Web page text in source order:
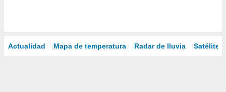
Actualidad Mapa de temperatura Radar de lluvia Satélites